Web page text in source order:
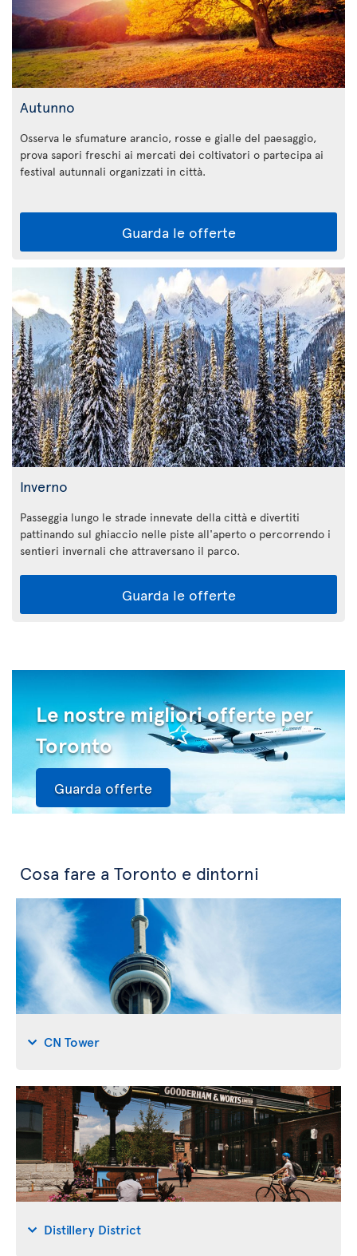
Autunno
Osserva le sfumature arancio, rosse e gialle del paesaggio,
prova sapori freschi ai mercati dei coltivatori o partecipa ai
festival autunnali organizzati in città.
Guarda le offerte
Inverno
Passeggia lungo le strade innevate della città e divertiti
pattinando sul ghiaccio nelle piste all'aperto o percorrendo i
sentieri invernali che attraversano il parco.
Guarda le offerte
Le nostre migliori offerte per
Toronto
Guarda offerte
Cosa fare a Toronto e dintorni
CN Tower
Distillery District